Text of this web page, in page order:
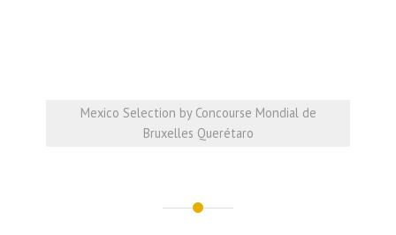
Mexico Selection by Concourse Mondial de
Bruxelles Querétaro